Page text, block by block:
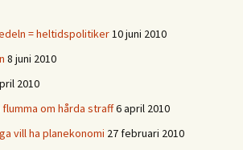
= heltidspolitiker10 juni 2010
8 juni 2010
2010
om hårda straff6 april 2010
vill ha planekonomi 27 februari 2010